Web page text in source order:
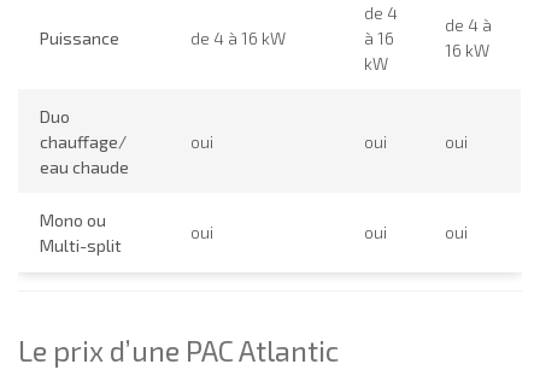
Puissance de 4 à 16 kW
de 4
à 16
kW
de 4 à
16 kW
Duo
chauffage/
eau chaude
oui oui oui
Mono ou
Multi-split
oui oui oui
Le prix d’une PAC Atlantic